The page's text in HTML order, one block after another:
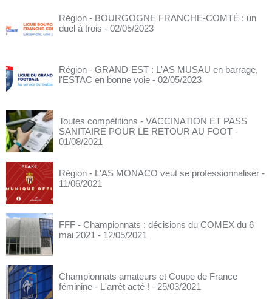
Région - BOURGOGNE FRANCHE-COMTÉ : un
duel à trois - 02/05/2023
Région - GRAND-EST : L'AS MUSAU en barrage,
l'ESTAC en bonne voie - 02/05/2023
Toutes compétitions - VACCINATION ET PASS
SANITAIRE POUR LE RETOUR AU FOOT -
01/08/2021
Région - L'AS MONACO veut se professionnaliser -
11/06/2021
FFF - Championnats : décisions du COMEX du 6
mai 2021 - 12/05/2021
Championnats amateurs et Coupe de France
féminine - L'arrêt acté ! - 25/03/2021